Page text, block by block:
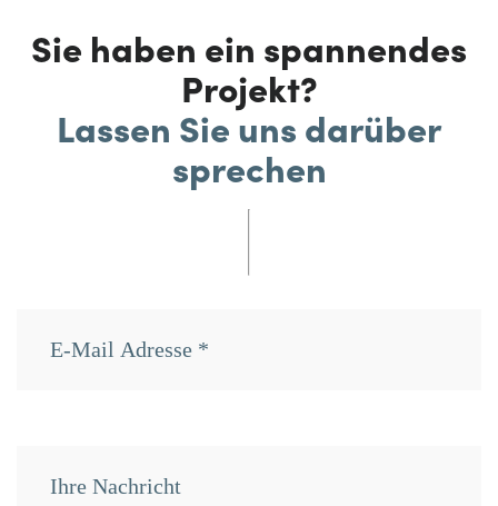
Sie haben ein spannendes
Projekt?
Lassen Sie uns darüber
sprechen